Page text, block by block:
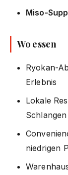
Miso-
Wo essen
Ryokan-
Erlebnis
Lokale
niedrigen